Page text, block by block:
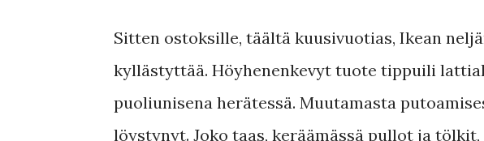
Sitten ostoksille, täältä kuusivuotias, Ikean
kyllästyttää. Höyhenenkevyt tuote tippuili
puoliunisena herätessä. Muutamasta
löystynyt. Joko taas, keräämässä pullot ja